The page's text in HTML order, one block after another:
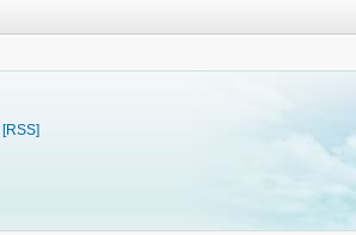
[RSS]